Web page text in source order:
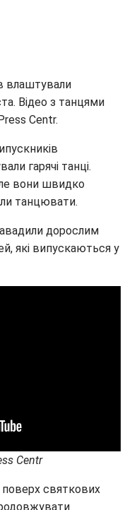
влаштували
Відео з танцями
Centr.
гарячі танці.
вони швидко
танцювати.
дорослим
які випускаються у
Centr
святкових